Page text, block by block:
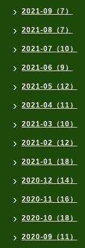
2021-09（7）
2021-08（7）
2021-07（10）
2021-06（9）
2021-05（12）
2021-04（11）
2021-03（10）
2021-02（12）
2021-01（18）
2020-12（14）
2020-11（16）
2020-10（18）
2020-09（11）